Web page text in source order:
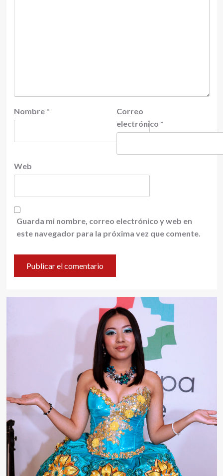
Nombre *
Correo
electrónico *
Web
Guarda mi nombre, correo electrónico y web en
este navegador para la próxima vez que comente.